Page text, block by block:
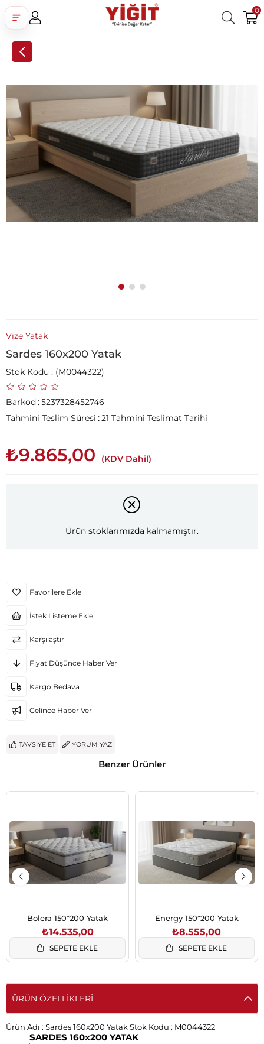
0
Vize Yatak
Sardes 160x200 Yatak
Stok Kodu (M0044322)
Barkod:5237328452746
Tahmini Teslim Süresi :21 Tahmini Teslimat Tarihi
₺9.865,00 (KDV Dahil)
Ürün stoklarımızda kalmamıştır.
Favorilere Ekle
İstek Listeme Ekle
Karşılaştır
Fiyat Düşünce Haber Ver
Kargo Bedava
Gelince Haber Ver
TAVSIYE ET YORUM YAZ
Benzer Ürünler
Bolera 150*200 Yatak
₺14.535,00
SEPETE EKLE
Energy 150*200 Yatak
₺8.555,00
SEPETE EKLE
ÜRÜN ÖZELLIKLERI
Ürün Adı : Sardes 160x200 Yatak Stok Kodu : M0044322
SARDES 160x200 YATAK